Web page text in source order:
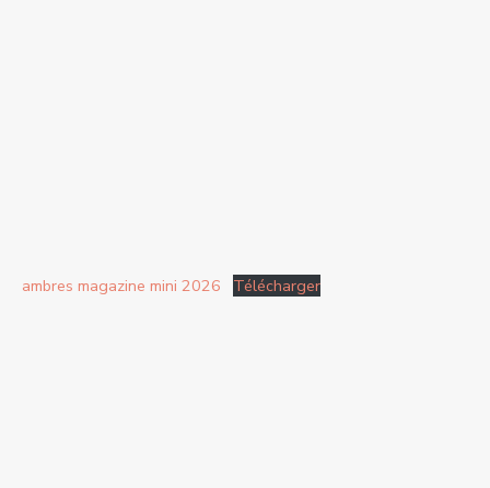
ambres magazine mini 2026 Télécharger